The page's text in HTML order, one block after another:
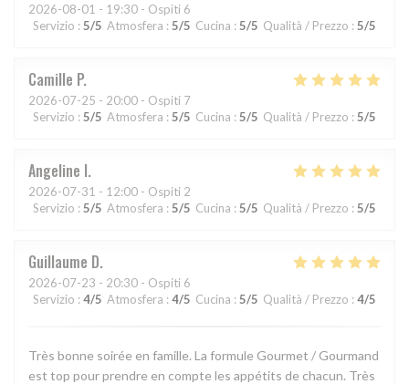
2026-08-01 - 19:30 - Ospiti 6
Servizio : 5/5 Atmosfera : 5/5 Cucina : 5/5 Qualità / Prezzo : 5/5
Camille P
2026-07-25 - 20:00 - Ospiti 7
Servizio : 5/5 Atmosfera : 5/5 Cucina : 5/5 Qualità / Prezzo : 5/5
Angeline I
2026-07-31 - 12:00 - Ospiti 2
Servizio : 5/5 Atmosfera : 5/5 Cucina : 5/5 Qualità / Prezzo : 5/5
Guillaume D
2026-07-23 - 20:30 - Ospiti 6
Servizio : 4/5 Atmosfera : 4/5 Cucina : 5/5 Qualità / Prezzo : 4/5
Très bonne soirée en famille. La formule Gourmet / Gourmand
est top pour prendre en compte les appétits de chacun. Très